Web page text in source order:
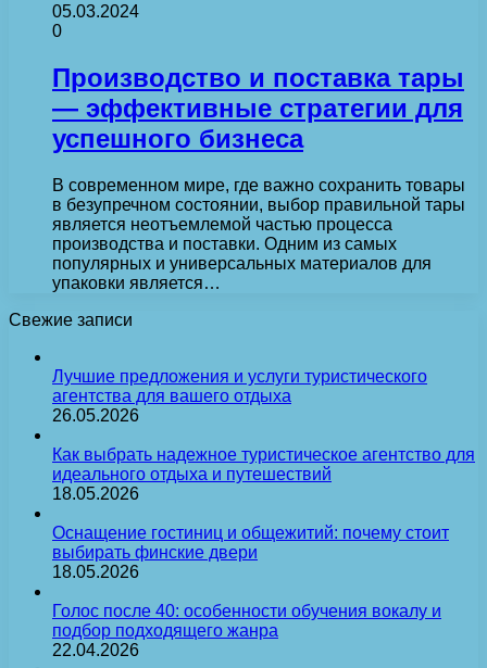
05.03.2024
0
Производство и поставка тары
— эффективные стратегии для
успешного бизнеса
В современном мире, где важно сохранить товары
в безупречном состоянии, выбор правильной тары
является неотъемлемой частью процесса
производства и поставки. Одним из самых
популярных и универсальных материалов для
упаковки является…
Свежие записи
Лучшие предложения и услуги туристического
агентства для вашего отдыха
26.05.2026
Как выбрать надежное туристическое агентство для
идеального отдыха и путешествий
18.05.2026
Оснащение гостиниц и общежитий: почему стоит
выбирать финские двери
18.05.2026
Голос после 40: особенности обучения вокалу и
подбор подходящего жанра
22.04.2026